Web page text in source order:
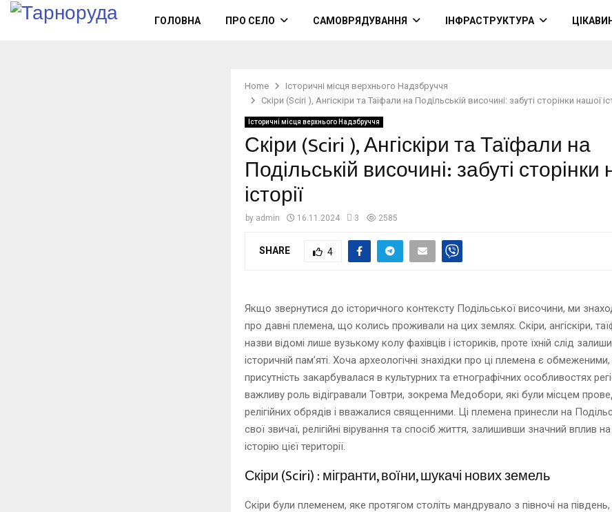
ГОЛОВНА ПРО СЕЛО САМОВРЯДУВАННЯ ІНФРАСТРУКТУРА
Home
Історичні місця верхнього Надзбруччя
Скіри (Sciri ), Ангіскіри та Таїфали на Подільській височині: забуті сторінки нашої
Історичні місця верхнього Надзбруччя
Скіри (Sciri ), Ангіскіри та Таїфали на
Подільській височині: забуті
історії
by admin 16.11.2024 3 2585
SHARE 4
Якщо звернутися до історичного контексту Подільської височини, ми
про давні племена, що колись проживали на цих землях. Скіри, ангіскіри,
назви відомі лише вузькому колу фахівців і істориків, проте їхній слід
історичній пам’яті. Хоча археологічні знахідки про ці племена є обмеженими,
присутність закарбувалася в культурних та етнографічних особливостях
важливу роль відігравали Товтри, зокрема Медобори, які були місцем
релігійних обрядів і вважалися священними. Ці племена принесли на
свої звичаї, релігійні вірування та спосіб життя, залишивши значний вплив
історію цієї території.
Скіри (Sciri) : мігранти, воїни, шукачі нових земель
Скіри були племенем, яке протягом століть мандрувало з півночі на